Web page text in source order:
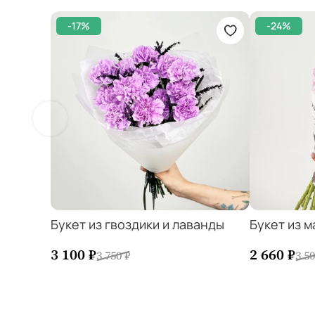
-17%
− 1
Букет из гвоздики и лаванды
3 100 ₽3 750 ₽
-24%
−
Букет из
2 660 ₽3